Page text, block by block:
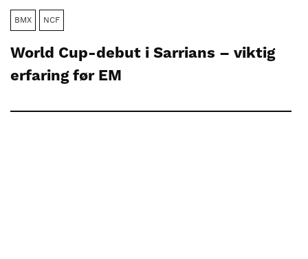
BMX NCF
World Cup-debut i Sarrians – viktig
erfaring før EM